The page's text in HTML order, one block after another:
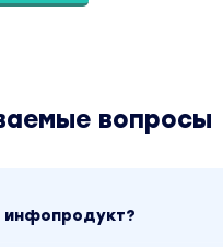
вопросы
инфопродукт?